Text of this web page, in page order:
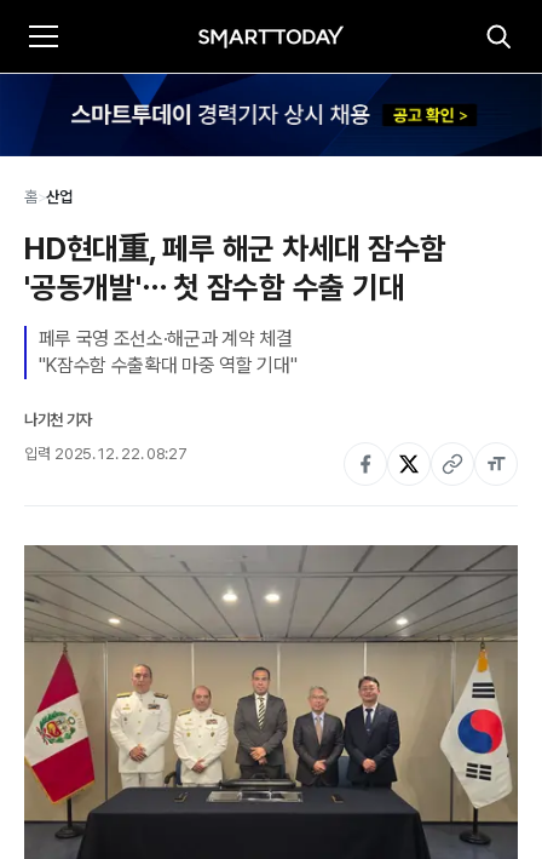
홈>산업
HD현대重, 페루 해군 차세대 잠수함
'공동개발'⋯ 첫 잠수함 수출 기대
페루 국영 조선소·해군과 계약 체결
나기천 기자
입력 2025. 12. 22. 08:27